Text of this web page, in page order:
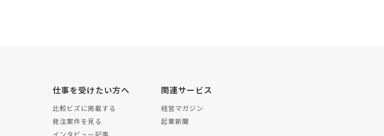
仕事を受けたい方へ
比較ビズに掲載する
発注案件を見る
関連サービス
経営マガジン
起業新聞